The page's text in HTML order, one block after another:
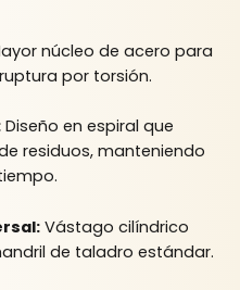
núcleo de acero para
por torsión.
Diseño en espiral que
residuos, manteniendo
Vástago cilíndrico
de taladro estándar.